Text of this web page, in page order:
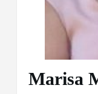
Marisa